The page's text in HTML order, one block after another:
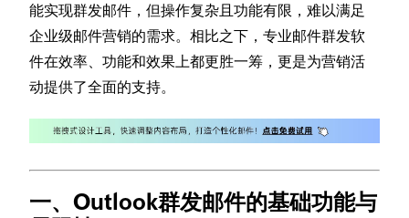
能实现群发邮件，但操作复杂且功能有限，难以满足
企业级邮件营销的需求。相比之下，专业邮件群发软
件在效率、功能和效果上都更胜一筹，更是为营销活
动提供了全面的支持。
一、Outlook群发邮件的基础功能与